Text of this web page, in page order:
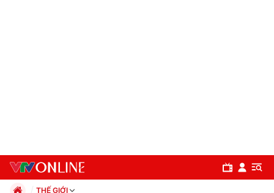
THẾ GIỚI